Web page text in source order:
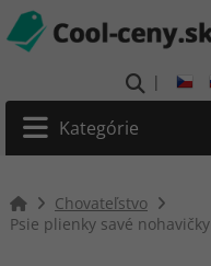
|
Kategórie
Chovateľstvo
Psie plienky savé